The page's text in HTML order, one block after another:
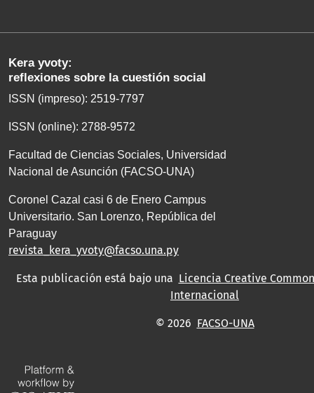
Kera yvoty:
reflexiones sobre la cuestión social
ISSN (impreso): 2519-7797
ISSN (online): 2788-9572
Facultad de Ciencias Sociales, Universidad
Nacional de Asunción (FACSO-UNA)
Coronel Cazal casi 6 de Enero Campus
Universitario. San Lorenzo, República del
Paraguay
revista_kera_yvoty@facso.una.py
Esta publicación está bajo una Licencia Creative
Internacional
© 2026 FACSO-UNA